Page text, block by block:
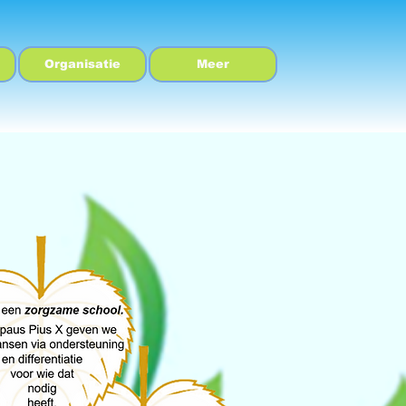
Organisatie Meer